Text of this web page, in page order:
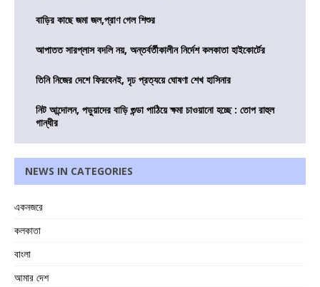
বাড়ির কাছে জমা জল,প্রাণ গেল শিশুর
আপাতত সারপ্লাস বদলি নয়, অন্তর্বর্তীকালীন নির্দেশ কলকাতা হাইকোর্টের
তিনি নিজের দেশে ফিরবেনই, দৃঢ প্রত্যয়ে ঘোষণা শেখ হাসিনার
নিট আন্দোলন, পড়ুয়াদের বাড়ি গুন্ডা পাঠিয়ে ক্ষমা চাওয়ানো হচ্ছে : তোপ রাহুল
গান্ধীর
NEWS IN CATEGORIES
একনজরে
কলকাতা
বাংলা
আমার দেশ